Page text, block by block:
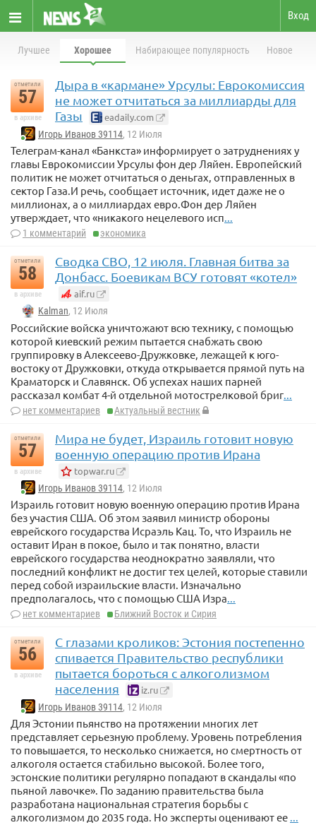
Вход
Лучшее Хорошее Набирающее популярность Новое
отметили
57
в архиве
Дыра в «кармане» Урсулы: Еврокомиссия
не может отчитаться за миллиарды для
Газы
eadaily.com
Игорь Иванов 39114, 12 Июля
Телеграм-канал «Банкста» информирует о затруднениях у
главы Еврокомиссии Урсулы фон дер Ляйен. Европейский
политик не может отчитаться о деньгах, отправленных в
сектор Газа.И речь, сообщает источник, идет даже не о
миллионах, а о миллиардах евро.Фон дер Ляйен
утверждает, что «никакого нецелевого исп...
1 комментарий экономика
отметили
58
в архиве
Сводка СВО, 12 июля. Главная битва за
Донбасс. Боевикам ВСУ готовят «котел»
aif.ru
Kalman, 12 Июля
Российские войска уничтожают всю технику, с помощью
которой киевский режим пытается снабжать свою
группировку в Алексеево-Дружковке, лежащей к юго-
востоку от Дружковки, откуда открывается прямой путь на
Краматорск и Славянск. Об успехах наших парней
рассказал комбат 4-й отдельной мотострелковой бриг
нет комментариев Актуальный вестник
отметили
57
в архиве
Мира не будет, Израиль готовит новую
военную операцию против Ирана
topwar.ru
Игорь Иванов 39114, 12 Июля
Израиль готовит новую военную операцию против Ирана
без участия США. Об этом заявил министр обороны
еврейского государства Исраэль Кац. То, что Израиль не
оставит Иран в покое, было и так понятно, власти
еврейского государства неоднократно заявляли, что
последний конфликт не достиг тех целей, которые ставили
перед собой израильские власти. Изначально
предполагалось, что с помощью США Изра...
нет комментариев Ближний Восток и Сирия
отметили
56
в архиве
С глазами кроликов: Эстония постепенно
спивается Правительство республики
пытается бороться с алкоголизмом
населения
iz.ru
Игорь Иванов 39114, 12 Июля
Для Эстонии пьянство на протяжении многих лет
представляет серьезную проблему. Уровень потребления
то повышается, то несколько снижается, но смертность от
алкоголя остается стабильно высокой. Более того,
эстонские политики регулярно попадают в скандалы «по
пьяной лавочке». По заданию правительства была
разработана национальная стратегия борьбы с
алкоголизмом до 2035 года. Но эксперты оценивают ее ...